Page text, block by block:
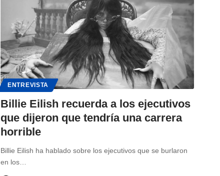
ENTREVISTA
Billie Eilish recuerda a los ejecutivos
que dijeron que tendría una carrera
horrible
Billie Eilish ha hablado sobre los ejecutivos que se burlaron
en los…